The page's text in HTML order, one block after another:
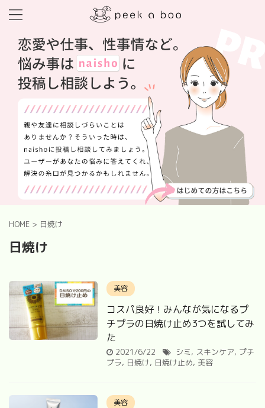
HOME > 日焼け
日焼け
美容
コスパ良好！みんなが気になるプ
チプラの日焼け止め3つを試してみ
た
2021/6/22 シミ, スキンケア, プチ
プラ, 日焼け, 日焼け止め, 美容
美容